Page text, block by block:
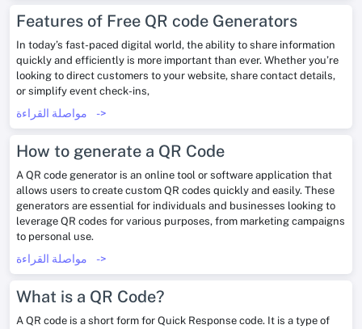
Features of Free QR code Generators
In today’s fast-paced digital world, the ability to share information
quickly and efficiently is more important than ever. Whether you’re
looking to direct customers to your website, share contact details,
or simplify event check-ins,
->
How to generate a QR Code
A QR code generator is an online tool or software application that
allows users to create custom QR codes quickly and easily. These
generators are essential for individuals and businesses looking to
leverage QR codes for various purposes, from marketing campaigns
to personal use.
->
What is a QR Code?
A QR code is a short form for Quick Response code. It is a type of